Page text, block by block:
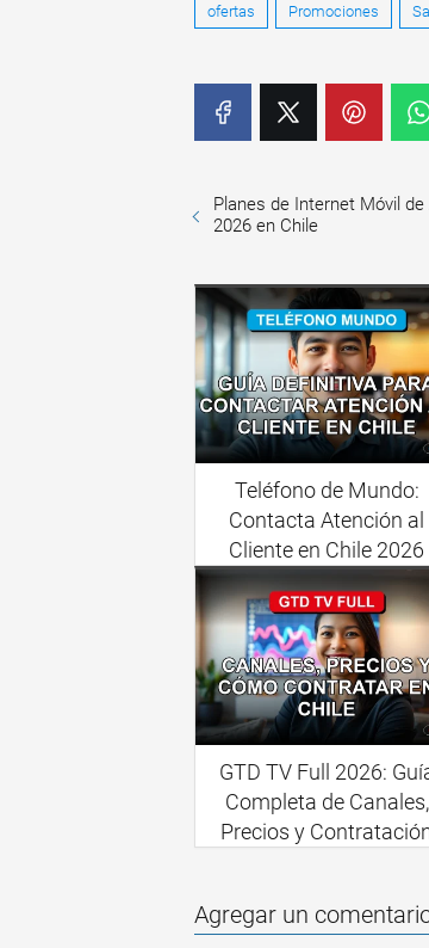
ofertas Promociones
Planes de Internet Móvil
2026 en Chile
Teléfono de Mundo:
Contacta Atención al
Cliente en Chile 2026
GTD TV Full 2026:
Completa de Canales,
Precios y
Agregar un